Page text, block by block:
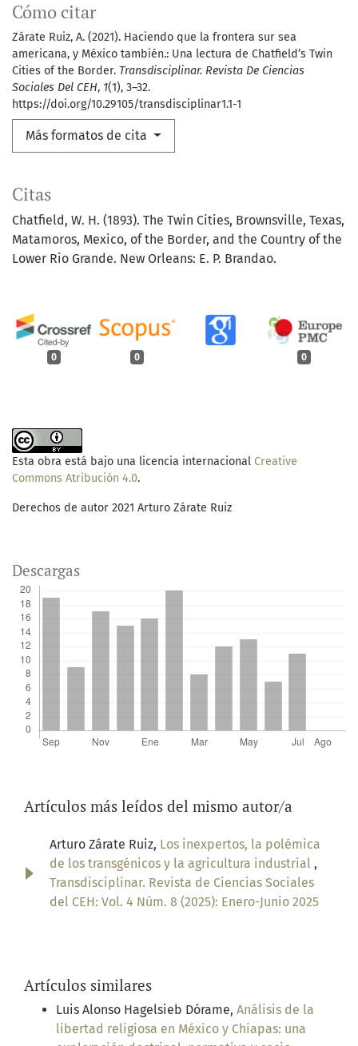
Cómo citar
Zárate Ruiz, A. (2021). Haciendo que la frontera sur sea
americana, y México también.: Una lectura de Chatfield’s Twin
Cities of the Border. Transdisciplinar. Revista De Ciencias
Sociales Del CEH, 1(1), 3–32.
https://doi.org/10.29105/transdisciplinar1.1-1
Más formatos de cita
0 0 0
Citas
Chatfield, W. H. (1893). The Twin Cities, Brownsville, Texas,
Matamoros, Mexico, of the Border, and the Country of the
Lower Rio Grande. New Orleans: E. P. Brandao.
Esta obra está bajo una licencia internacional Creative
Commons Atribución 4.0.
Derechos de autor 2021 Arturo Zárate Ruiz
Descargas
Artículos más leídos del mismo autor/a
Arturo Zárate Ruiz, Los inexpertos, la polémica
de los transgénicos y la agricultura industrial ,
Transdisciplinar. Revista de Ciencias Sociales
del CEH: Vol. 4 Núm. 8 (2025): Enero-Junio 2025
Artículos similares
Luis Alonso Hagelsieb Dórame, Análisis de la
libertad religiosa en México y Chiapas: una